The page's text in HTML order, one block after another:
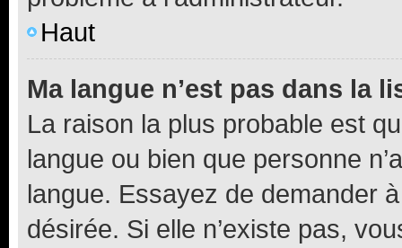
Haut
Ma langue n’est pas dans la
La raison la plus probable est
langue ou bien que personne
langue. Essayez de demander
désirée. Si elle n’existe pas,